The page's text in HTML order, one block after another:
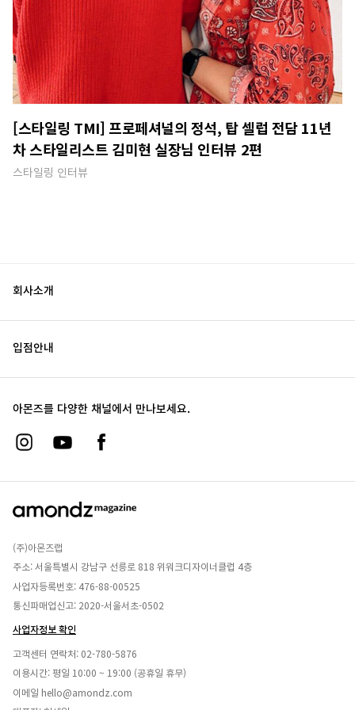
[스타일링 TMI] 프로페셔널의 정석, 탑 셀럽 전담 11년
차 스타일리스트 김미현 실장님 인터뷰 2편
스타일링 인터뷰
회사소개
입점안내
아몬즈를 다양한 채널에서 만나보세요.
(주)아몬즈랩
주소: 서울특별시 강남구 선릉로 818 위워크디자이너클럽 4층
사업자등록번호: 476-88-00525
통신파매업신고: 2020-서울서초-0502
사업자정보 확인
고객센터 연락처: 02-780-5876
이용시간: 평일 10:00 ~ 19:00 (공휴일 휴무)
이메일 hello@amondz.com